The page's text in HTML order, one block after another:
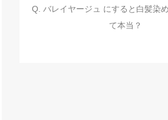
Q. バレイヤージュ にすると白髪染
て本当？